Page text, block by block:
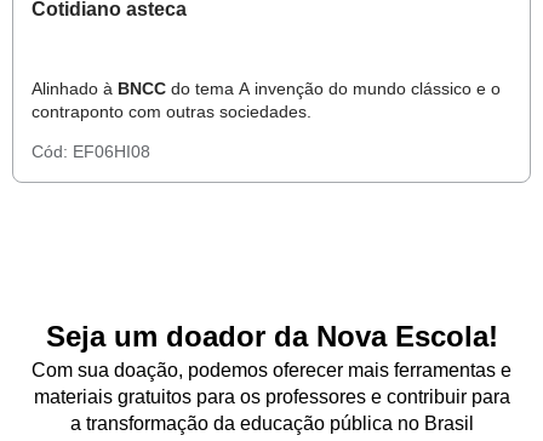
Cotidiano asteca
Alinhado à BNCC do tema A invenção do mundo clássico e o
contraponto com outras sociedades.
Cód: EF06HI08
Seja um doador da Nova Escola!
Com sua doação, podemos oferecer mais ferramentas e
materiais gratuitos para os professores e contribuir para
a transformação da educação pública no Brasil